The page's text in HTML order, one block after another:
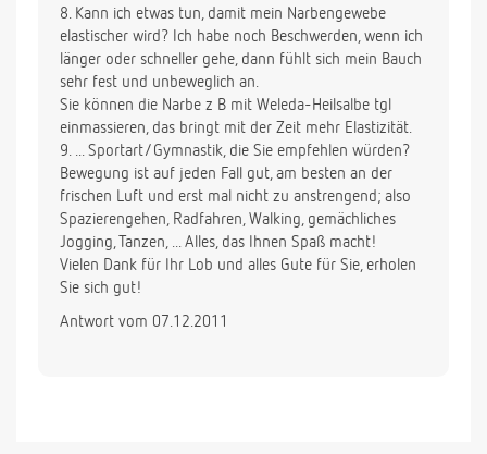
8. Kann ich etwas tun, damit mein Narbengewebe
elastischer wird? Ich habe noch Beschwerden, wenn ich
länger oder schneller gehe, dann fühlt sich mein Bauch
sehr fest und unbeweglich an.
Sie können die Narbe z B mit Weleda-Heilsalbe tgl
einmassieren, das bringt mit der Zeit mehr Elastizität.
9. ... Sportart/Gymnastik, die Sie empfehlen würden?
Bewegung ist auf jeden Fall gut, am besten an der
frischen Luft und erst mal nicht zu anstrengend; also
Spazierengehen, Radfahren, Walking, gemächliches
Jogging, Tanzen, ... Alles, das Ihnen Spaß macht!
Vielen Dank für Ihr Lob und alles Gute für Sie, erholen
Sie sich gut!
Antwort vom 07.12.2011